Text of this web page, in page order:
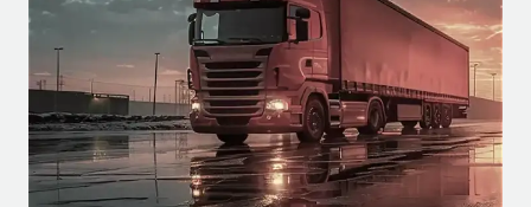
Motores para cabines agrícolas, para
funções como climatização, pulverização,
etc.